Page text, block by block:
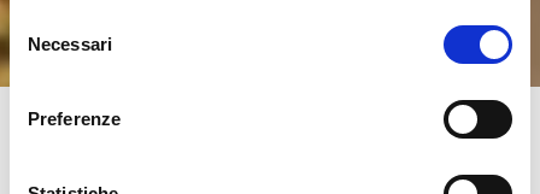
delNecessari
Preferenze